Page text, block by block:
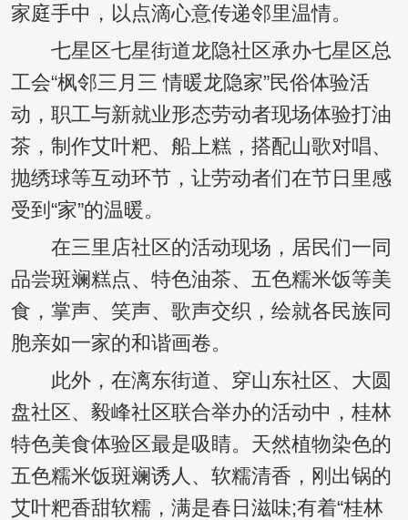
家庭手中，以点滴心意传递邻里温情。
七星区七星街道龙隐社区承办七星区总
工会“枫邻三月三 情暖龙隐家”民俗体验活
动，职工与新就业形态劳动者现场体验打油
茶，制作艾叶粑、船上糕，搭配山歌对唱、
抛绣球等互动环节，让劳动者们在节日里感
受到“家”的温暖。
在三里店社区的活动现场，居民们一同
品尝斑斓糕点、特色油茶、五色糯米饭等美
食，掌声、笑声、歌声交织，绘就各民族同
胞亲如一家的和谐画卷。
此外，在漓东街道、穿山东社区、大圆
盘社区、毅峰社区联合举办的活动中，桂林
特色美食体验区最是吸睛。天然植物染色的
五色糯米饭斑斓诱人、软糯清香，刚出锅的
艾叶粑香甜软糯，满是春日滋味;有着“桂林